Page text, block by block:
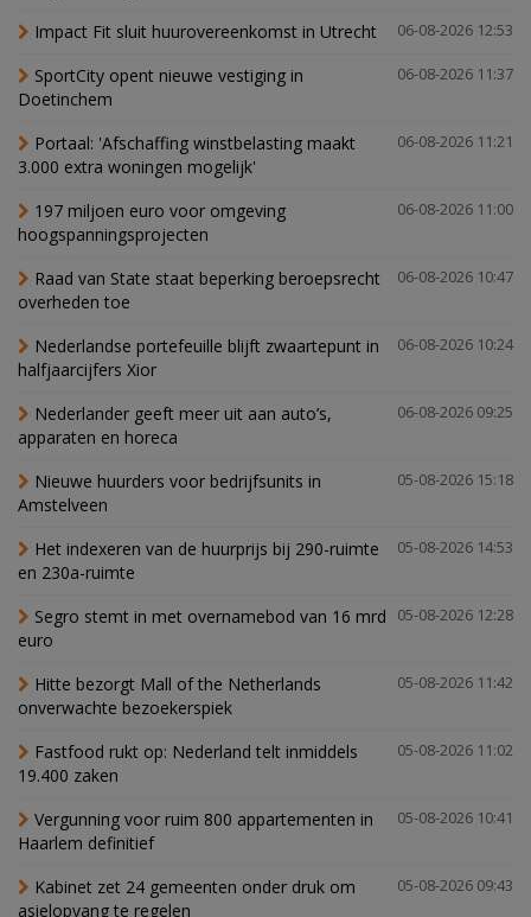
06-08-2026 12:53
Impact Fit sluit huurovereenkomst in Utrecht
06-08-2026 11:37
SportCity opent nieuwe vestiging in
Doetinchem
06-08-2026 11:21
Portaal: 'Afschaffing winstbelasting maakt
3.000 extra woningen mogelijk'
06-08-2026 11:00
197 miljoen euro voor omgeving
hoogspanningsprojecten
06-08-2026 10:47
Raad van State staat beperking beroepsrecht
overheden toe
06-08-2026 10:24
Nederlandse portefeuille blijft zwaartepunt in
halfjaarcijfers Xior
06-08-2026 09:25
Nederlander geeft meer uit aan auto’s,
apparaten en horeca
05-08-2026 15:18
Nieuwe huurders voor bedrijfsunits in
Amstelveen
05-08-2026 14:53
Het indexeren van de huurprijs bij 290-ruimte
en 230a-ruimte
05-08-2026 12:28
Segro stemt in met overnamebod van 16 mrd
euro
05-08-2026 11:42
Hitte bezorgt Mall of the Netherlands
onverwachte bezoekerspiek
05-08-2026 11:02
Fastfood rukt op: Nederland telt inmiddels
19.400 zaken
05-08-2026 10:41
Vergunning voor ruim 800 appartementen in
Haarlem definitief
05-08-2026 09:43
Kabinet zet 24 gemeenten onder druk om
asielopvang te regelen